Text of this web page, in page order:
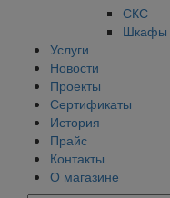
СКС
Шкафы
Услуги
Новости
Проекты
Сертификаты
История
Прайс
Контакты
О магазине